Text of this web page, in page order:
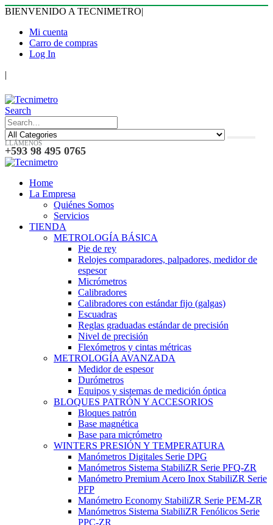
BIENVENIDO A TECNIMETRO|
Mi cuenta
Carro de compras
Log In
|
Search
LLÁMENOS
+593 98 495 0765
Home
La Empresa
Quiénes Somos
Servicios
TIENDA
METROLOGÍA BÁSICA
Pie de rey
Relojes comparadores, palpadores, medidor de
espesor
Micrómetros
Calibradores
Calibradores con estándar fijo (galgas)
Escuadras
Reglas graduadas estándar de precisión
Nivel de precisión
Flexómetros y cintas métricas
METROLOGÍA AVANZADA
Medidor de espesor
Durómetros
Equipos y sistemas de medición óptica
BLOQUES PATRÓN Y ACCESORIOS
Bloques patrón
Base magnética
Base para micrómetro
WINTERS PRESIÓN Y TEMPERATURA
Manómetros Digitales Serie DPG
Manómetros Sistema StabiliZR Serie PFQ-ZR
Manómetro Premium Acero Inox StabiliZR Serie
PFP
Manómetro Economy StabiliZR Serie PEM-ZR
Manómetros Sistema StabiliZR Fenólicos Serie
PPC-ZR